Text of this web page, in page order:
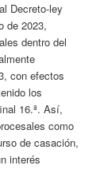
Decreto-ley
de 2023,
dentro del
con efectos
los
16.ª. Así,
como
de casación,
interés